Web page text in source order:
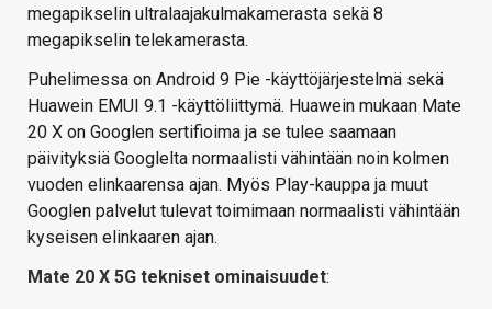
megapikselin ultralaajakulmakamerasta sekä 8
megapikselin telekamerasta.
Puhelimessa on Android 9 Pie -käyttöjärjestelmä sekä
Huawein EMUI 9.1 -käyttöliittymä. Huawein mukaan Mate
20 X on Googlen sertifioima ja se tulee saamaan
päivityksiä Googlelta normaalisti vähintään noin kolmen
vuoden elinkaarensa ajan. Myös Play-kauppa ja muut
Googlen palvelut tulevat toimimaan normaalisti vähintään
kyseisen elinkaaren ajan.
Mate 20 X 5G tekniset ominaisuudet: